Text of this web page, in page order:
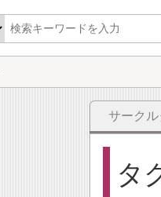
サーク
タ